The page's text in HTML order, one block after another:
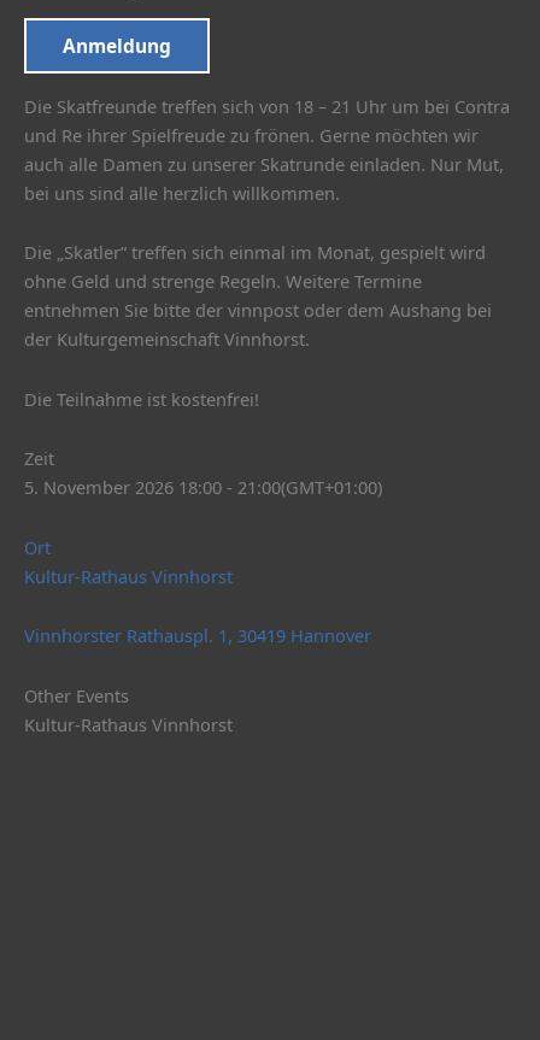
Anmeldung
Die Skatfreunde treffen sich von 18 – 21 Uhr um bei Contra
und Re ihrer Spielfreude zu frönen. Gerne möchten wir
auch alle Damen zu unserer Skatrunde einladen. Nur Mut,
bei uns sind alle herzlich willkommen.
Die „Skatler“ treffen sich einmal im Monat, gespielt wird
ohne Geld und strenge Regeln. Weitere Termine
entnehmen Sie bitte der vinnpost oder dem Aushang bei
der Kulturgemeinschaft Vinnhorst.
Die Teilnahme ist kostenfrei!
Zeit
5. November 2026 18:00 - 21:00(GMT+01:00)
Ort
Kultur-Rathaus Vinnhorst
Vinnhorster Rathauspl. 1, 30419 Hannover
Other Events
Kultur-Rathaus Vinnhorst